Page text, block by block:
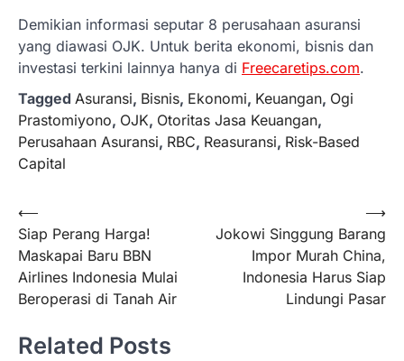
Demikian informasi seputar 8 perusahaan asuransi
yang diawasi OJK. Untuk berita ekonomi, bisnis dan
investasi terkini lainnya hanya di Freecaretips.com.
Tagged Asuransi, Bisnis, Ekonomi, Keuangan, Ogi
Prastomiyono, OJK, Otoritas Jasa Keuangan,
Perusahaan Asuransi, RBC, Reasuransi, Risk-Based
Capital
Navigasi
pos
⟵
Siap Perang Harga!
Maskapai Baru BBN
Airlines Indonesia Mulai
Beroperasi di Tanah Air
Jokowi Singgung Barang
Impor Murah China,
Indonesia Harus Siap
Lindungi Pasar
⟶
Related Posts